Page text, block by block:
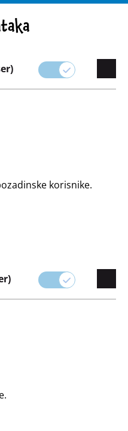
ponudu artikala za
aktivnosti, u TEDi-
potrebno za vaše
opreme za
opremite se za
korisnike.